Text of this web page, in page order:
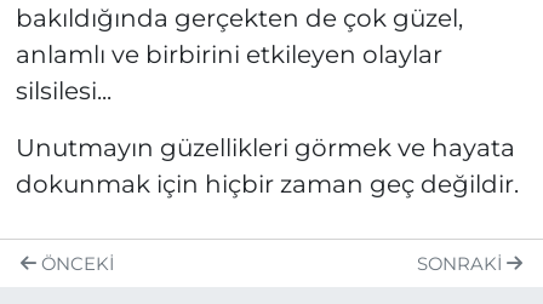
bakıldığında gerçekten de çok güzel,
anlamlı ve birbirini etkileyen olaylar
silsilesi...
Unutmayın güzellikleri görmek ve hayata
dokunmak için hiçbir zaman geç değildir.
ÖNCEKI SONRAKI